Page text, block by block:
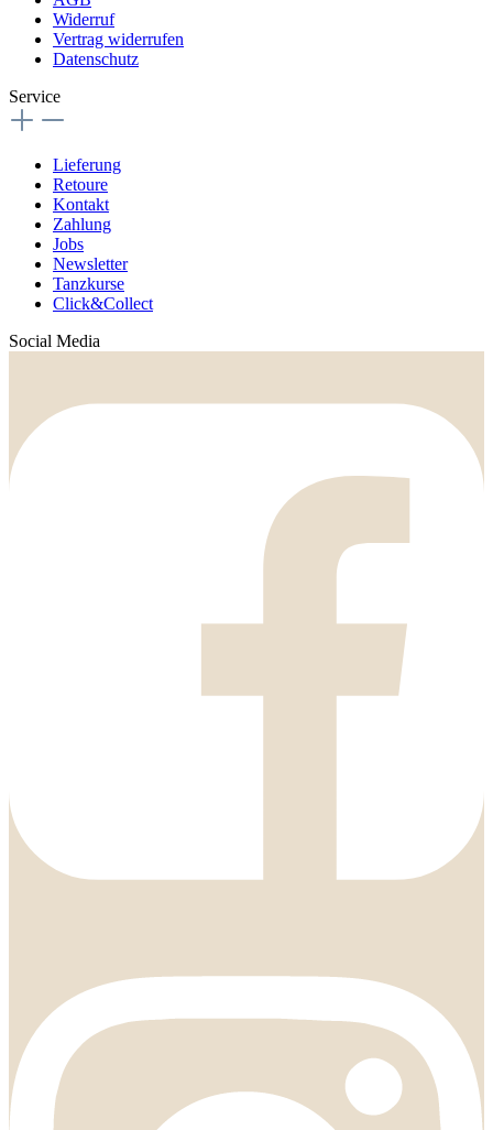
Widerruf
Vertrag widerrufen
Datenschutz
Service
Lieferung
Retoure
Kontakt
Zahlung
Jobs
Newsletter
Tanzkurse
Click&Collect
Social Media